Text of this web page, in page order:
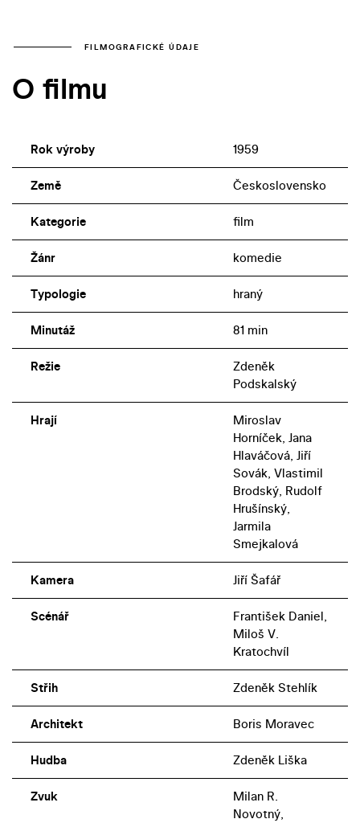
FILMOGRAFICKÉ ÚDAJE
O filmu
Rok výroby 1959
Země Československo
Kategorie film
Žánr komedie
Typologie hraný
Minutáž 81 min
Režie
Zdeněk
Podskalský
Hrají
Miroslav
Horníček, Jana
Hlaváčová, Jiří
Sovák, Vlastimil
Brodský, Rudolf
Hrušínský,
Jarmila
Smejkalová
Kamera Jiří Šafář
Scénář
František Daniel,
Miloš V.
Kratochvíl
Střih Zdeněk Stehlík
Architekt Boris Moravec
Hudba Zdeněk Liška
Zvuk
Milan R.
Novotný,